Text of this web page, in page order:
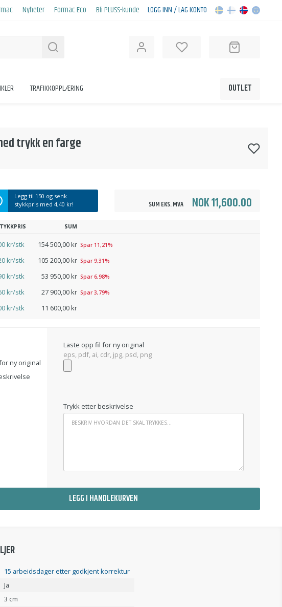
Nyheter Formac Eco Bli PLUSS-kunde LOGG INN / LAG KONTO
TRAFIKKOPPLÆRING OUTLET
trykk en farge
Legg til 150 og senk
stykkpris med 4,40 kr! SUM EKS. MVA NOK 11,600.00
SUM
kr/stk 154 500,00 kr Spar 11,21%
kr/stk 105 200,00 kr Spar 9,31%
kr/stk 53 950,00 kr Spar 6,98%
kr/stk 27 900,00 kr Spar 3,79%
kr/stk 11 600,00 kr
ny original
Laste opp fil for ny original
eps, pdf, ai, cdr, jpg, psd, png
Trykk etter beskrivelse
LEGG I HANDLEKURVEN
15 arbeidsdager etter godkjent korrektur
Ja
3 cm